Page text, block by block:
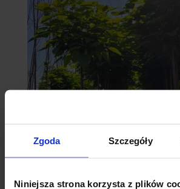
Zgoda Szczegóły
Niniejsza strona korzysta z plików